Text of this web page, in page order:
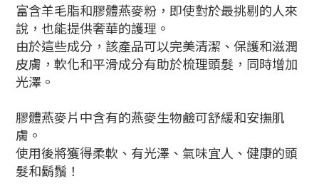
富含羊毛脂和膠體燕麥粉，即使對於最挑剔的人來
說，也能提供奢華的護理。
由於這些成分，該產品可以完美清潔、保護和滋潤
皮膚，軟化和平滑成分有助於梳理頭髮，同時增加
光澤。
膠體燕麥片中含有的燕麥生物鹼可舒緩和安撫肌
膚。
使用後將獲得柔軟、有光澤、氣味宜人、健康的頭
髮和鬍鬚！